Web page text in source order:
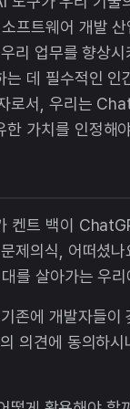
프트웨어 개발
리 업무를 향상
데 필수적인
로서, 우리는
가치를 인정해
켄트 백이
제의식, 어떠셨
를 살아가는 우
존에 개발자들
의견에 동의하